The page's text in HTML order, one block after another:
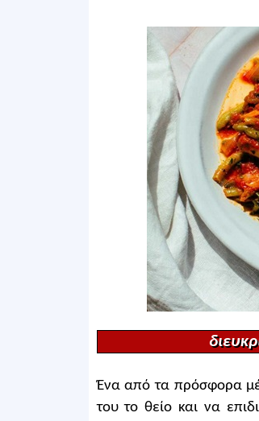
Ένα από τα πρόσφορα
του το θείο και να